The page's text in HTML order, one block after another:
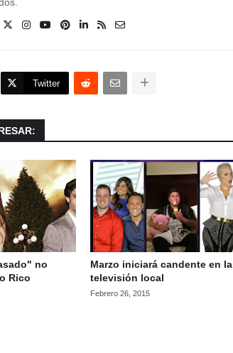
Twitter
no
Rico
Marzo iniciará candente en la
televisión local
Febrero 26, 2015